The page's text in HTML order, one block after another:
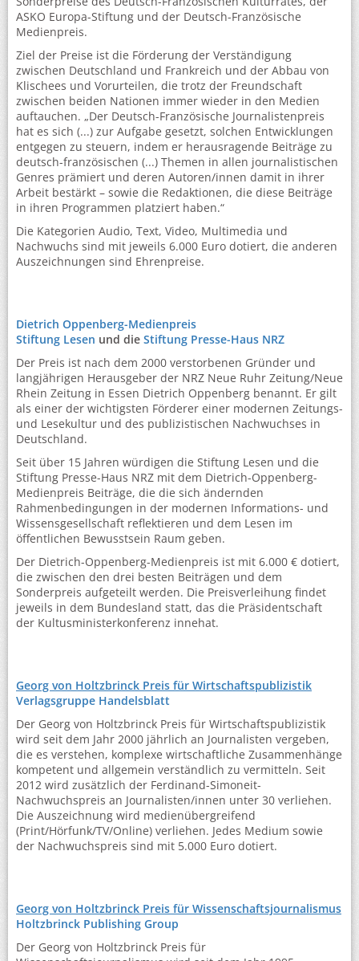
ASKO Europa-Stiftung und der Deutsch-Französische
Medienpreis.
Ziel der Preise ist die Förderung der Verständigung
zwischen Deutschland und Frankreich und der Abbau von
Klischees und Vorurteilen, die trotz der Freundschaft
zwischen beiden Nationen immer wieder in den Medien
auftauchen. „Der Deutsch-Französische Journalistenpreis
hat es sich (...) zur Aufgabe gesetzt, solchen Entwicklungen
entgegen zu steuern, indem er herausragende Beiträge zu
deutsch-französischen (...) Themen in allen journalistischen
Genres prämiert und deren Autoren/innen damit in ihrer
Arbeit bestärkt – sowie die Redaktionen, die diese Beiträge
in ihren Programmen platziert haben.“
Die Kategorien Audio, Text, Video, Multimedia und
Nachwuchs sind mit jeweils 6.000 Euro dotiert, die anderen
Auszeichnungen sind Ehrenpreise.
Dietrich Oppenberg-Medienpreis
Stiftung Lesen und die Stiftung Presse-Haus NRZ
Der Preis ist nach dem 2000 verstorbenen Gründer und
langjährigen Herausgeber der NRZ Neue Ruhr Zeitung/Neue
Rhein Zeitung in Essen Dietrich Oppenberg benannt. Er gilt
als einer der wichtigsten Förderer einer modernen Zeitungs-
und Lesekultur und des publizistischen Nachwuchses in
Deutschland.
Seit über 15 Jahren würdigen die Stiftung Lesen und die
Stiftung Presse-Haus NRZ mit dem Dietrich-Oppenberg-
Medienpreis Beiträge, die die sich ändernden
Rahmenbedingungen in der modernen Informations- und
Wissensgesellschaft reflektieren und dem Lesen im
öffentlichen Bewusstsein Raum geben.
Der Dietrich-Oppenberg-Medienpreis ist mit 6.000 € dotiert,
die zwischen den drei besten Beiträgen und dem
Sonderpreis aufgeteilt werden. Die Preisverleihung findet
jeweils in dem Bundesland statt, das die Präsidentschaft
der Kultusministerkonferenz innehat.
Georg von Holtzbrinck Preis für Wirtschaftspublizistik
Verlagsgruppe Handelsblatt
Der Georg von Holtzbrinck Preis für Wirtschaftspublizistik
wird seit dem Jahr 2000 jährlich an Journalisten vergeben,
die es verstehen, komplexe wirtschaftliche Zusammenhänge
kompetent und allgemein verständlich zu vermitteln. Seit
2012 wird zusätzlich der Ferdinand-Simoneit-
Nachwuchspreis an Journalisten/innen unter 30 verliehen.
Die Auszeichnung wird medienübergreifend
(Print/Hörfunk/TV/Online) verliehen. Jedes Medium sowie
der Nachwuchspreis sind mit 5.000 Euro dotiert.
Georg von Holtzbrinck Preis für Wissenschaftsjournalismus
Holtzbrinck Publishing Group
Der Georg von Holtzbrinck Preis für